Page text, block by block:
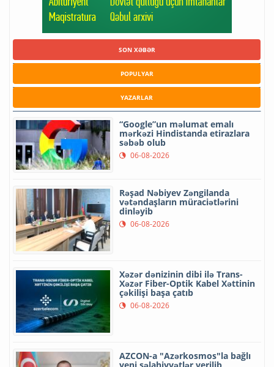
SON XƏBƏR
POPULYAR
YAZARLAR
“Google”un məlumat emalı
mərkəzi Hindistanda etirazlara
səbəb olub
06-08-2026
Rəşad Nəbiyev Zəngilanda
vətəndaşların müraciətlərini
dinləyib
06-08-2026
Xəzər dənizinin dibi ilə Trans-
Xəzər Fiber-Optik Kabel Xəttinin
çəkilişi başa çatıb
06-08-2026
AZCON-a "Azərkosmos"la bağlı